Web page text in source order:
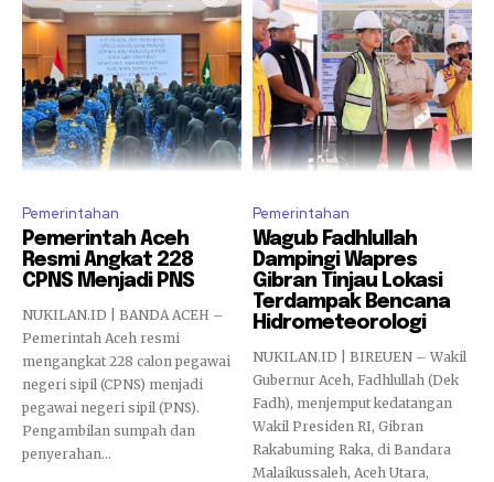
Pemerintahan
Pemerintah Aceh
Resmi Angkat 228
CPNS Menjadi PNS
NUKILAN.ID | BANDA ACEH –
Pemerintah Aceh resmi
mengangkat 228 calon pegawai
negeri sipil (CPNS) menjadi
pegawai negeri sipil (PNS).
Pengambilan sumpah dan
penyerahan...
Pemerintahan
Wagub Fadhlullah
Dampingi Wapres
Gibran Tinjau Lokasi
Terdampak Bencana
Hidrometeorologi
NUKILAN.ID | BIREUEN – Wakil
Gubernur Aceh, Fadhlullah (Dek
Fadh), menjemput kedatangan
Wakil Presiden RI, Gibran
Rakabuming Raka, di Bandara
Malaikussaleh, Aceh Utara,